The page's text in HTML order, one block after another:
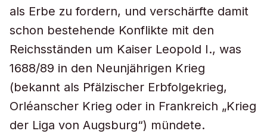
als Erbe zu fordern, und verschärfte damit
schon bestehende Konflikte mit den
Reichsständen um Kaiser Leopold I., was
1688/89 in den Neunjährigen Krieg
(bekannt als Pfälzischer Erbfolgekrieg,
Orléanscher Krieg oder in Frankreich „Krieg
der Liga von Augsburg“) mündete.